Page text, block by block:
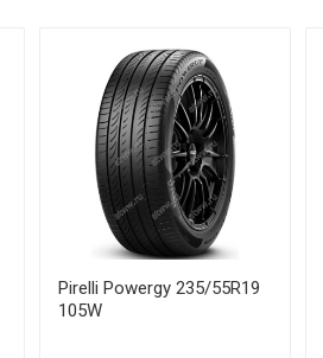
Pirelli Powergy 235/55R19
105W